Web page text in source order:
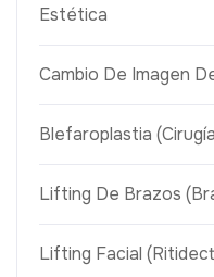
Estética
Cambio De Imagen
Blefaroplastia
Lifting De Brazos
Lifting Facial